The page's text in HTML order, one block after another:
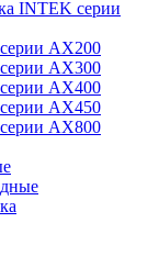
INTEK серии
AX200
AX300
AX400
AX450
AX800